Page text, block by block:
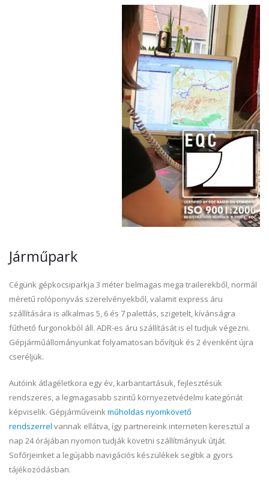
Járműpark
Cégünk gépkocsiparkja 3 méter belmagas mega trailerekből, normál
méretű rolóponyvás szerelvényekből, valamit express áru
szállítására is alkalmas 5, 6 és 7 palettás, szigetelt, kívánságra
fűthető furgonokból áll. ADR-es áru szállítását is el tudjuk végezni.
Gépjárműállományunkat folyamatosan bővítjük és 2 évenként újra
cseréljük.
Autóink átlagéletkora egy év, karbantartásuk, fejlesztésük
rendszeres, a legmagasabb szintű környezetvédelmi kategóriát
képviselik. Gépjárműveink műholdas nyomkövető
rendszerrel vannak ellátva, így partnereink interneten keresztül a
nap 24 órájában nyomon tudják követni szállítmányuk útját.
Sofőrjeinket a legújabb navigációs készülékek segítik a gyors
tájékozódásban.